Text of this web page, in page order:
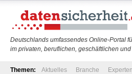
Deutschlands umfassendes Online-Portal
im privaten, beruflichen, geschäftlichen
Themen: Aktuelles Branche Experten